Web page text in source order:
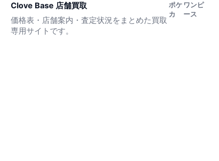
Clove Base 店舗買取
価格表・店舗案内・査定状況をまとめた買取
専用サイトです。
ポケ
カ
ワンピ
ース